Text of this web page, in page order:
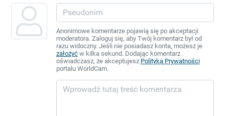
Anonimowe komentarze pojawią się po akceptacji
moderatora. Zaloguj się, aby Twój komentarz był od
razu widoczny. Jeśli nie posiadasz konta, możesz je
założyćw kilka sekund. Dodając komentarz
oświadczasz, że akceptujesz Polityką Prywatności
portalu WorldCam.